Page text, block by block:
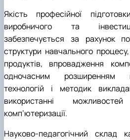
Якість професійної
виробничого та
забезпечується за рахунок
структури навчального
продуктів, впровадження
одночасним розширенням
технологій і методик
використанні
комп’ютеризації.
Науково-педагогічний